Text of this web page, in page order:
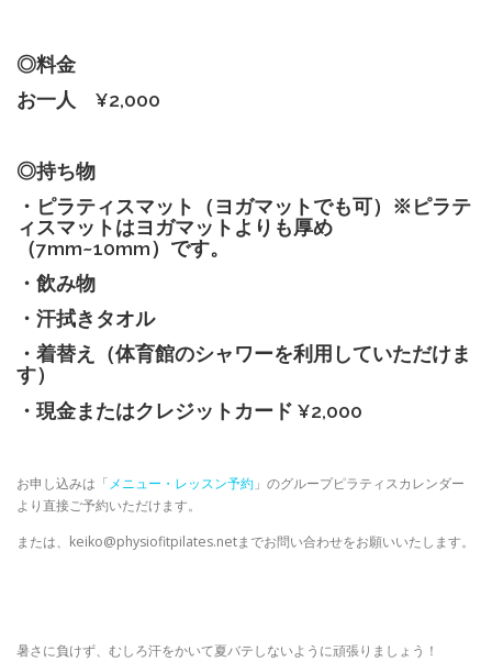
◎料金
お一人 ¥2,000
◎持ち物
・ピラティスマット（ヨガマットでも可）※ピラテ
ィスマットはヨガマットよりも厚め
（7mm~10mm）です。
・飲み物
・汗拭きタオル
・着替え（体育館のシャワーを利用していただけま
す）
・現金またはクレジットカード ¥2,000
お申し込みは「メニュー・レッスン予約 」のグループピラティスカレンダー
より直接ご予約いただけます。
または、keiko@physiofitpilates.netまでお問い合わせをお願いいたします。
暑さに負けず、むしろ汗をかいて夏バテしないように頑張りましょう！